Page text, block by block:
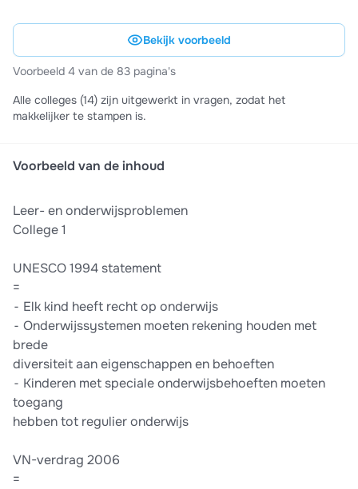
Bekijk voorbeeld
Voorbeeld 4 van de 83 pagina's
Alle colleges (14) zijn uitgewerkt in vragen, zodat het
makkelijker te stampen is.
Voorbeeld van de inhoud
Leer- en onderwijsproblemen
College 1
UNESCO 1994 statement
=
⁃ Elk kind heeft recht op onderwijs
⁃ Onderwijssystemen moeten rekening houden met
brede
diversiteit aan eigenschappen en behoeften
⁃ Kinderen met speciale onderwijsbehoeften moeten
toegang
hebben tot regulier onderwijs
VN-verdrag 2006
=